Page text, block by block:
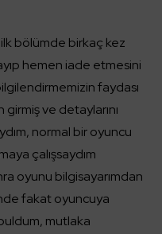
bölümde birkaç kez
hemen iade etmesini
faydası
ve detaylarını
normal bir oyuncu
çalışsaydım
oyunu bilgisayarımdan
fakat oyuncuya
mutlaka